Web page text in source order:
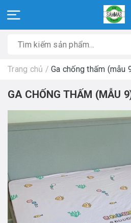
Trang chủ / Ga chống thấm (mẫu
GA CHỐNG THẤM (MẪU